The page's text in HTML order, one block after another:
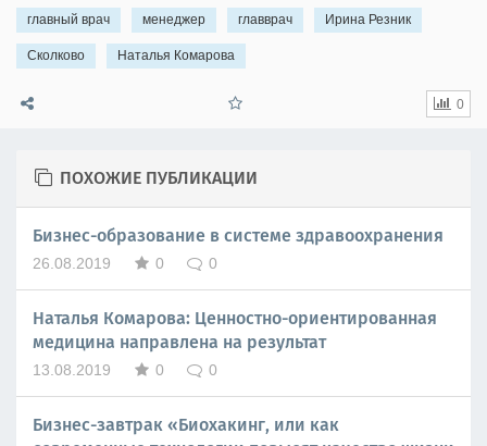
главный врач менеджер главврач Ирина Резник
Сколково Наталья Комарова
0
ПОХОЖИЕ ПУБЛИКАЦИИ
Бизнес-образование в системе здравоохранения
26.08.2019 0 0
Наталья Комарова: Ценностно-ориентированная
медицина направлена на результат
13.08.2019 0 0
Бизнес-завтрак «Биохакинг, или как